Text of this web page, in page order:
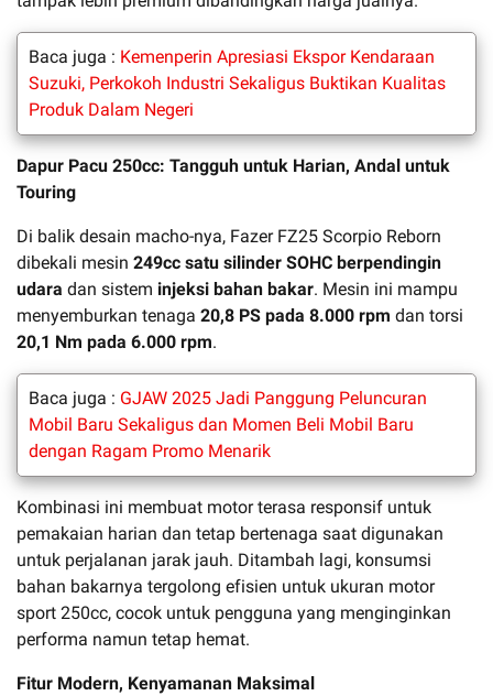
Baca juga : Kemenperin Apresiasi Ekspor Kendaraan
Suzuki, Perkokoh Industri Sekaligus Buktikan Kualitas
Produk Dalam Negeri
Dapur Pacu 250cc: Tangguh untuk Harian, Andal untuk
Touring
Di balik desain macho-nya, Fazer FZ25 Scorpio Reborn
dibekali mesin 249cc satu silinder SOHC berpendingin
udara dan sistem injeksi bahan bakar. Mesin ini mampu
menyemburkan tenaga 20,8 PS pada 8.000 rpm dan torsi
20,1 Nm pada 6.000 rpm.
Baca juga : GJAW 2025 Jadi Panggung Peluncuran
Mobil Baru Sekaligus dan Momen Beli Mobil Baru
dengan Ragam Promo Menarik
Kombinasi ini membuat motor terasa responsif untuk
pemakaian harian dan tetap bertenaga saat digunakan
untuk perjalanan jarak jauh. Ditambah lagi, konsumsi
bahan bakarnya tergolong efisien untuk ukuran motor
sport 250cc, cocok untuk pengguna yang menginginkan
performa namun tetap hemat.
Fitur Modern, Kenyamanan Maksimal